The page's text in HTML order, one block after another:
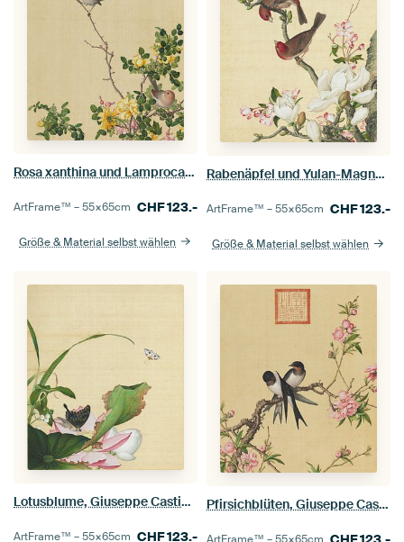
Rosa xanthina und Lamprocapnos spectabilis
ArtFrame™ –55×65cm CHF123.-
Größe & Material selbst wählen
Rabenäpfel und Yulan-Magnolien, Giuseppe Castiglione
ArtFrame™ –55×65cm CHF123.-
Größe & Material selbst wählen
Lotusblume, Giuseppe Castiglione
ArtFrame™ –55×65cm CHF123.-
Pfirsichblüten, Giuseppe Castiglione
ArtFrame™ –55×65cm